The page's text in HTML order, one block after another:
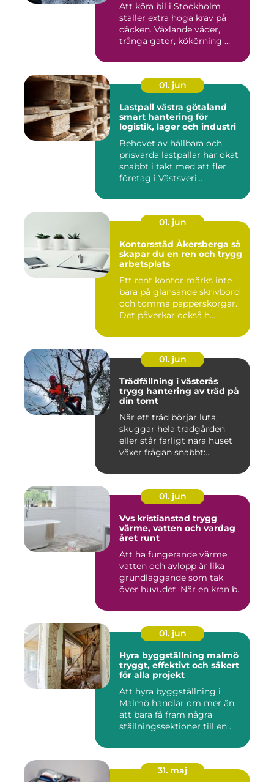
Att köra bil i Stockholm
ställer extra höga krav på
däcken. Växlande väder,
trånga gator, kökörning ...
01. jun
Lastpall västra götaland
smart hantering för
logistik, lager och industri
Behovet av hållbara och
prisvärda lastpallar har ökat
snabbt i takt med att fler
företag i Västsveri...
01. jun
Kontorsstäd Åkersberga så
skapar du en ren och trygg
arbetsplats
Ett rent kontor märks inte
bara på glänsande skrivbord
och tomma papperskorgar.
Det påverkar också h...
01. jun
Trädfällning i västerås
trygg hantering av träd på
din tomt
När ett träd börjar luta,
skuggar hela trädgården
eller står farligt nära huset
växer frågan snabbt:...
01. jun
Vvs kristianstad trygg
värme, vatten och vardag
året runt
Att ha fungerande värme,
vatten och avlopp är lika
grundläggande som tak
över huvudet. När en kran b...
01. jun
Hyra byggställning malmö
tryggt, effektivt och säkert
för alla projekt
Att hyra byggställning i
Malmö handlar om mer än
att bara få fram några
ställningssektioner till en ...
31. maj